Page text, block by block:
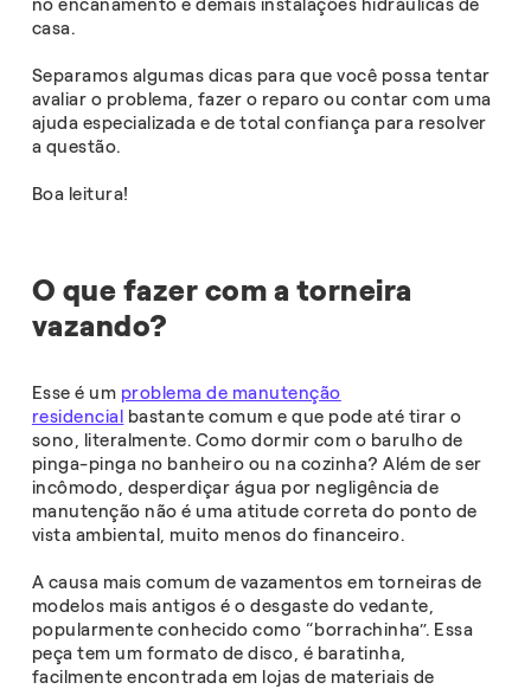
no encanamento e demais instalações hidráulicas de
casa.
Separamos algumas dicas para que você possa tentar
avaliar o problema, fazer o reparo ou contar com uma
ajuda especializada e de total confiança para resolver
a questão.
Boa leitura!
O que fazer com a torneira
vazando?
Esse é um problema de manutenção
residencial bastante comum e que pode até tirar o
sono, literalmente. Como dormir com o barulho de
pinga-pinga no banheiro ou na cozinha? Além de ser
incômodo, desperdiçar água por negligência de
manutenção não é uma atitude correta do ponto de
vista ambiental, muito menos do financeiro.
A causa mais comum de vazamentos em torneiras de
modelos mais antigos é o desgaste do vedante,
popularmente conhecido como “borrachinha”. Essa
peça tem um formato de disco, é baratinha,
facilmente encontrada em lojas de materiais de